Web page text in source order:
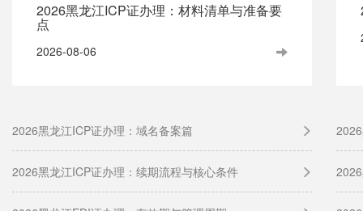
2026黑龙江ICP证办理：材料清单与准备要
点
2026-08-06
2026黑龙江ICP证办理：域名备案篇
2026黑龙江ICP证办理：续期流程与核心条件